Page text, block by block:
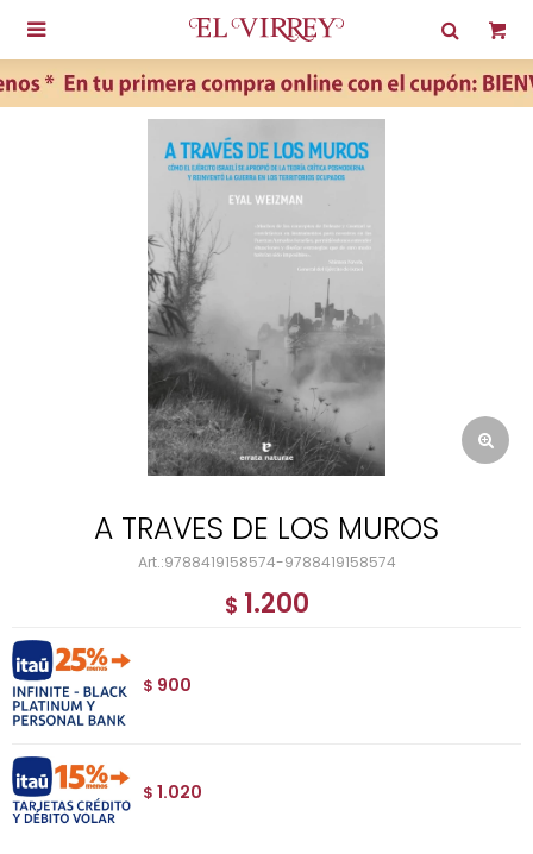

A TRAVES DE LOS MUROS
9788419158574-9788419158574
$ 1.200
$ 900
$ 1.020